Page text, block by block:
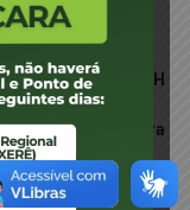
digital, o sistema
para retirada ).
Quando a CNH
o condutor
unidade prestadora
documentos
captura da